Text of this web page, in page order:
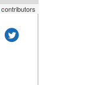
contributors
b